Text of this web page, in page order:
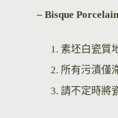
– Bisque Por
素坯白瓷質
所有污漬僅
請不定時將